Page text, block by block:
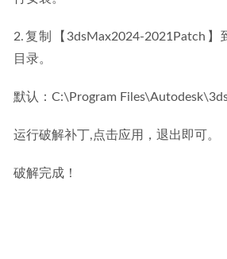
2.复制【3dsMax2024-2021Patch】
目录。
默认：C:\Program
运行破解补丁,点击应用，退出即可。
破解完成！